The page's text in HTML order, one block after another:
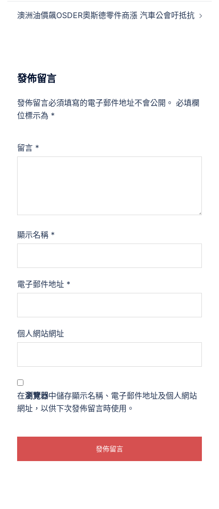
覽
澳洲油價飆OSDER奧斯德零件商漲 汽車公會吁抵抗
發佈留言
發佈留言必須填寫的電子郵件地址不會公開。 必填欄
位標示為 *
留言 *
顯示名稱 *
電子郵件地址 *
個人網站網址
在瀏覽器中儲存顯示名稱、電子郵件地址及個人網站
網址，以供下次發佈留言時使用。